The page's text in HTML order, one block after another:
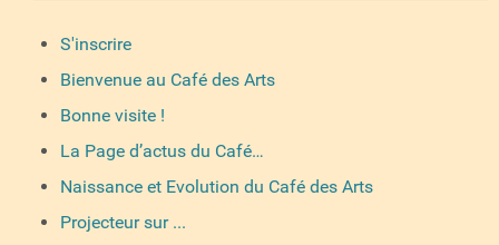
S'inscrire
Bienvenue au Café des Arts
Bonne visite !
La Page d’actus du Café…
Naissance et Evolution du Café des Arts
Projecteur sur ...